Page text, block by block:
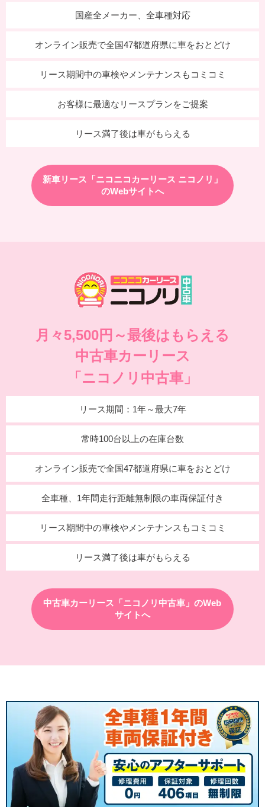
国産全メーカー、全車種対応
オンライン販売で全国47都道府県に車をおとどけ
リース期間中の車検やメンテナンスもコミコミ
お客様に最適なリースプランをご提案
リース満了後は車がもらえる
新車リース「ニコニコカーリース ニコノリ」
のWebサイトへ
月々5,500円～最後はもらえる
中古車カーリース
「ニコノリ中古車」
リース期間：1年～最大7年
常時100台以上の在庫台数
オンライン販売で全国47都道府県に車をおとどけ
全車種、1年間走行距離無制限の車両保証付き
リース期間中の車検やメンテナンスもコミコミ
リース満了後は車がもらえる
中古車カーリース「ニコノリ中古車」のWeb
サイトへ